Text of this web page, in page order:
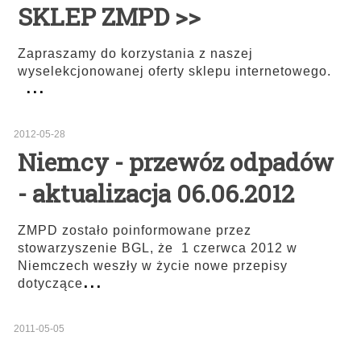
SKLEP ZMPD >>
Zapraszamy do korzystania z naszej
wyselekcjonowanej oferty sklepu internetowego.
...
2012-05-28
Niemcy - przewóz odpadów
- aktualizacja 06.06.2012
ZMPD zostało poinformowane przez
stowarzyszenie BGL, że 1 czerwca 2012 w
Niemczech weszły w życie nowe przepisy
dotyczące...
2011-05-05